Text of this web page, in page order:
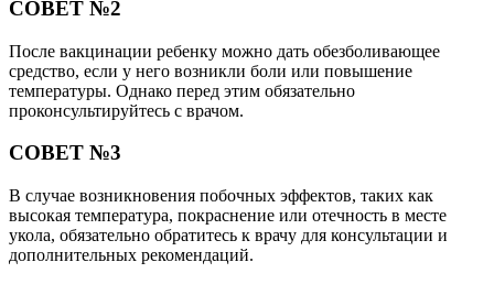
СОВЕТ №2
После вакцинации ребенку можно дать обезболивающее
средство, если у него возникли боли или повышение
температуры. Однако перед этим обязательно
проконсультируйтесь с врачом.
СОВЕТ №3
В случае возникновения побочных эффектов, таких как
высокая температура, покраснение или отечность в месте
укола, обязательно обратитесь к врачу для консультации и
дополнительных рекомендаций.